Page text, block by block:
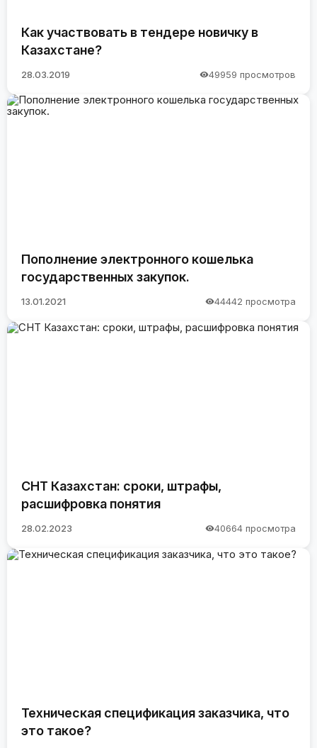
Как участвовать в тендере новичку в
Казахстане?
28.03.2019 49959 просмотров
Пополнение электронного кошелька
государственных закупок.
13.01.2021 44442 просмотра
СНТ Казахстан: сроки, штрафы,
расшифровка понятия
28.02.2023 40664 просмотра
Техническая спецификация заказчика, что
это такое?